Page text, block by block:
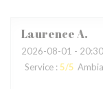
LaurenceA
2026-08-01 -
Service : 5/5